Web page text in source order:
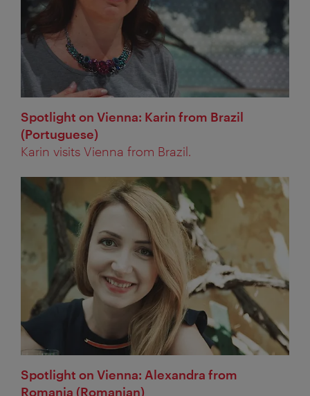
Spotlight on Vienna: Karin from Brazil
(Portuguese)
Karin visits Vienna from Brazil.
Spotlight on Vienna: Alexandra from
Romania (Romanian)